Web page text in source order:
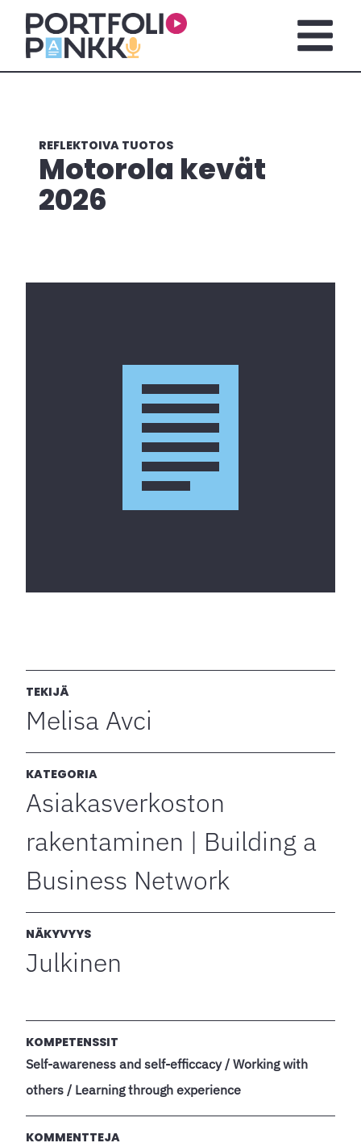
Siirry sisältöön
REFLEKTOIVA TUOTOS
Motorola kevät
2026
TEKIJÄ
Melisa Avci
KATEGORIA
Asiakasverkoston
rakentaminen | Building a
Business Network
NÄKYVYYS
Julkinen
KOMPETENSSIT
Self-awareness and self-efficcacy / Working with
others / Learning through experience
KOMMENTTEJA